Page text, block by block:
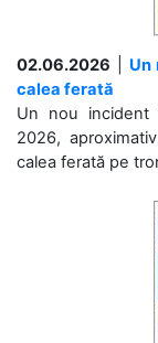
02.06.2026
Un
calea ferată
Un nou incident
2026,
calea ferată pe